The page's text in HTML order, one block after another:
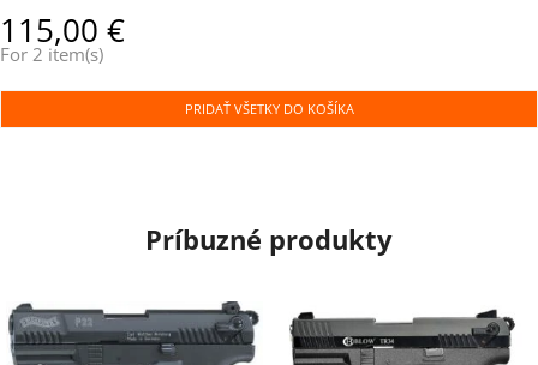
115,00 €
For 2 item(s)
PRIDAŤ VŠETKY DO KOŠÍKA
Príbuzné produkty